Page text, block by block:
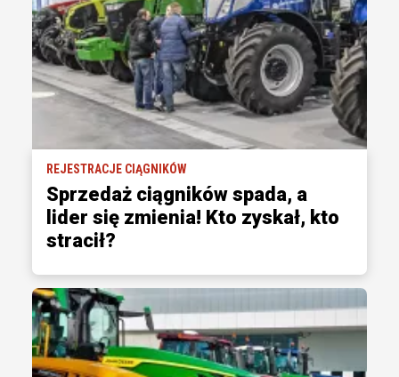
REJESTRACJE CIĄGNIKÓW
Sprzedaż ciągników spada, a
lider się zmienia! Kto zyskał, kto
stracił?